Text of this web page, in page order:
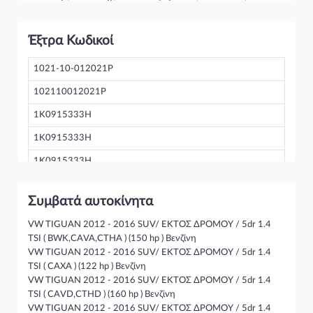
παρακαλώ να απευθύνεστε σε εξειδικευμένο συνεργείο.
επικοινωνήσετε μαζί μας και θα σας κατατοπίσουμε πλήρως
γενικότερα για την κατηγορία Ηλεκτρικά-Ηλεκτρονικά
Έξτρα Κωδικοί
1021-10-012021P
102110012021P
1K0915333H
1K0915333H
1K0915333H
Συμβατά αυτοκίνητα
VW TIGUAN 2012 - 2016 SUV/ ΕΚΤΟΣ ΔΡΟΜΟΥ / 5dr 1.4
TSI ( BWK,CAVA,CTHA ) (150 hp ) Βενζίνη
VW TIGUAN 2012 - 2016 SUV/ ΕΚΤΟΣ ΔΡΟΜΟΥ / 5dr 1.4
TSI ( CAXA ) (122 hp ) Βενζίνη
VW TIGUAN 2012 - 2016 SUV/ ΕΚΤΟΣ ΔΡΟΜΟΥ / 5dr 1.4
TSI ( CAVD,CTHD ) (160 hp ) Βενζίνη
VW TIGUAN 2012 - 2016 SUV/ ΕΚΤΟΣ ΔΡΟΜΟΥ / 5dr 1.4